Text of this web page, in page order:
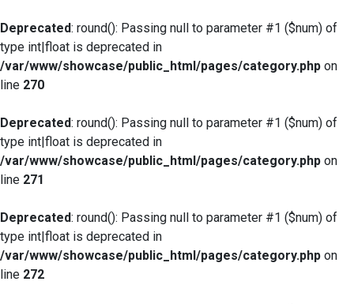
Deprecated: round(): Passing null to parameter #1 ($num) of
type int|float is deprecated in
/var/www/showcase/public_html/pages/category.php on
line 270
Deprecated: round(): Passing null to parameter #1 ($num) of
type int|float is deprecated in
/var/www/showcase/public_html/pages/category.php on
line 271
Deprecated: round(): Passing null to parameter #1 ($num) of
type int|float is deprecated in
/var/www/showcase/public_html/pages/category.php on
line 272